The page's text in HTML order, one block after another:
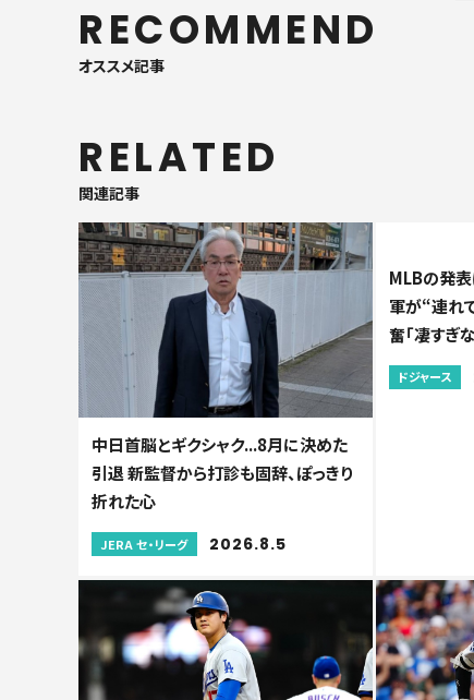
RECOMMEND
オススメ記事
RELATED
関連記事
中日首脳とギクシャク...8月に決めた
引退 新監督から打診も固辞、ぽっきり
折れた心
JERA セ・リーグ 2026.8.5
MLBの発表
軍が“連れ
奮「凄すぎ
ドジャース